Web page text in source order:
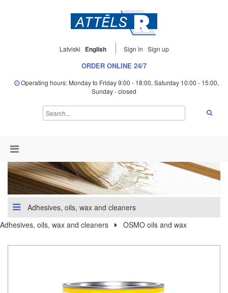
Latviski English Sign in Sign up
ORDER ONLINE 24/7
Operating hours: Monday to Friday 9:00 - 18:00, Saturday 10:00 - 15:00,
Sunday - closed
Adhesives, oils, wax and cleaners
Adhesives, oils, wax and cleaners
OSMO oils and wax